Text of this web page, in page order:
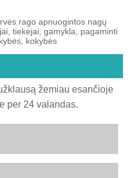
rago apnuogintos nagų
tiekėjai, gamykla, pagaminti
kokybės
žemiau esančioje
per 24 valandas.